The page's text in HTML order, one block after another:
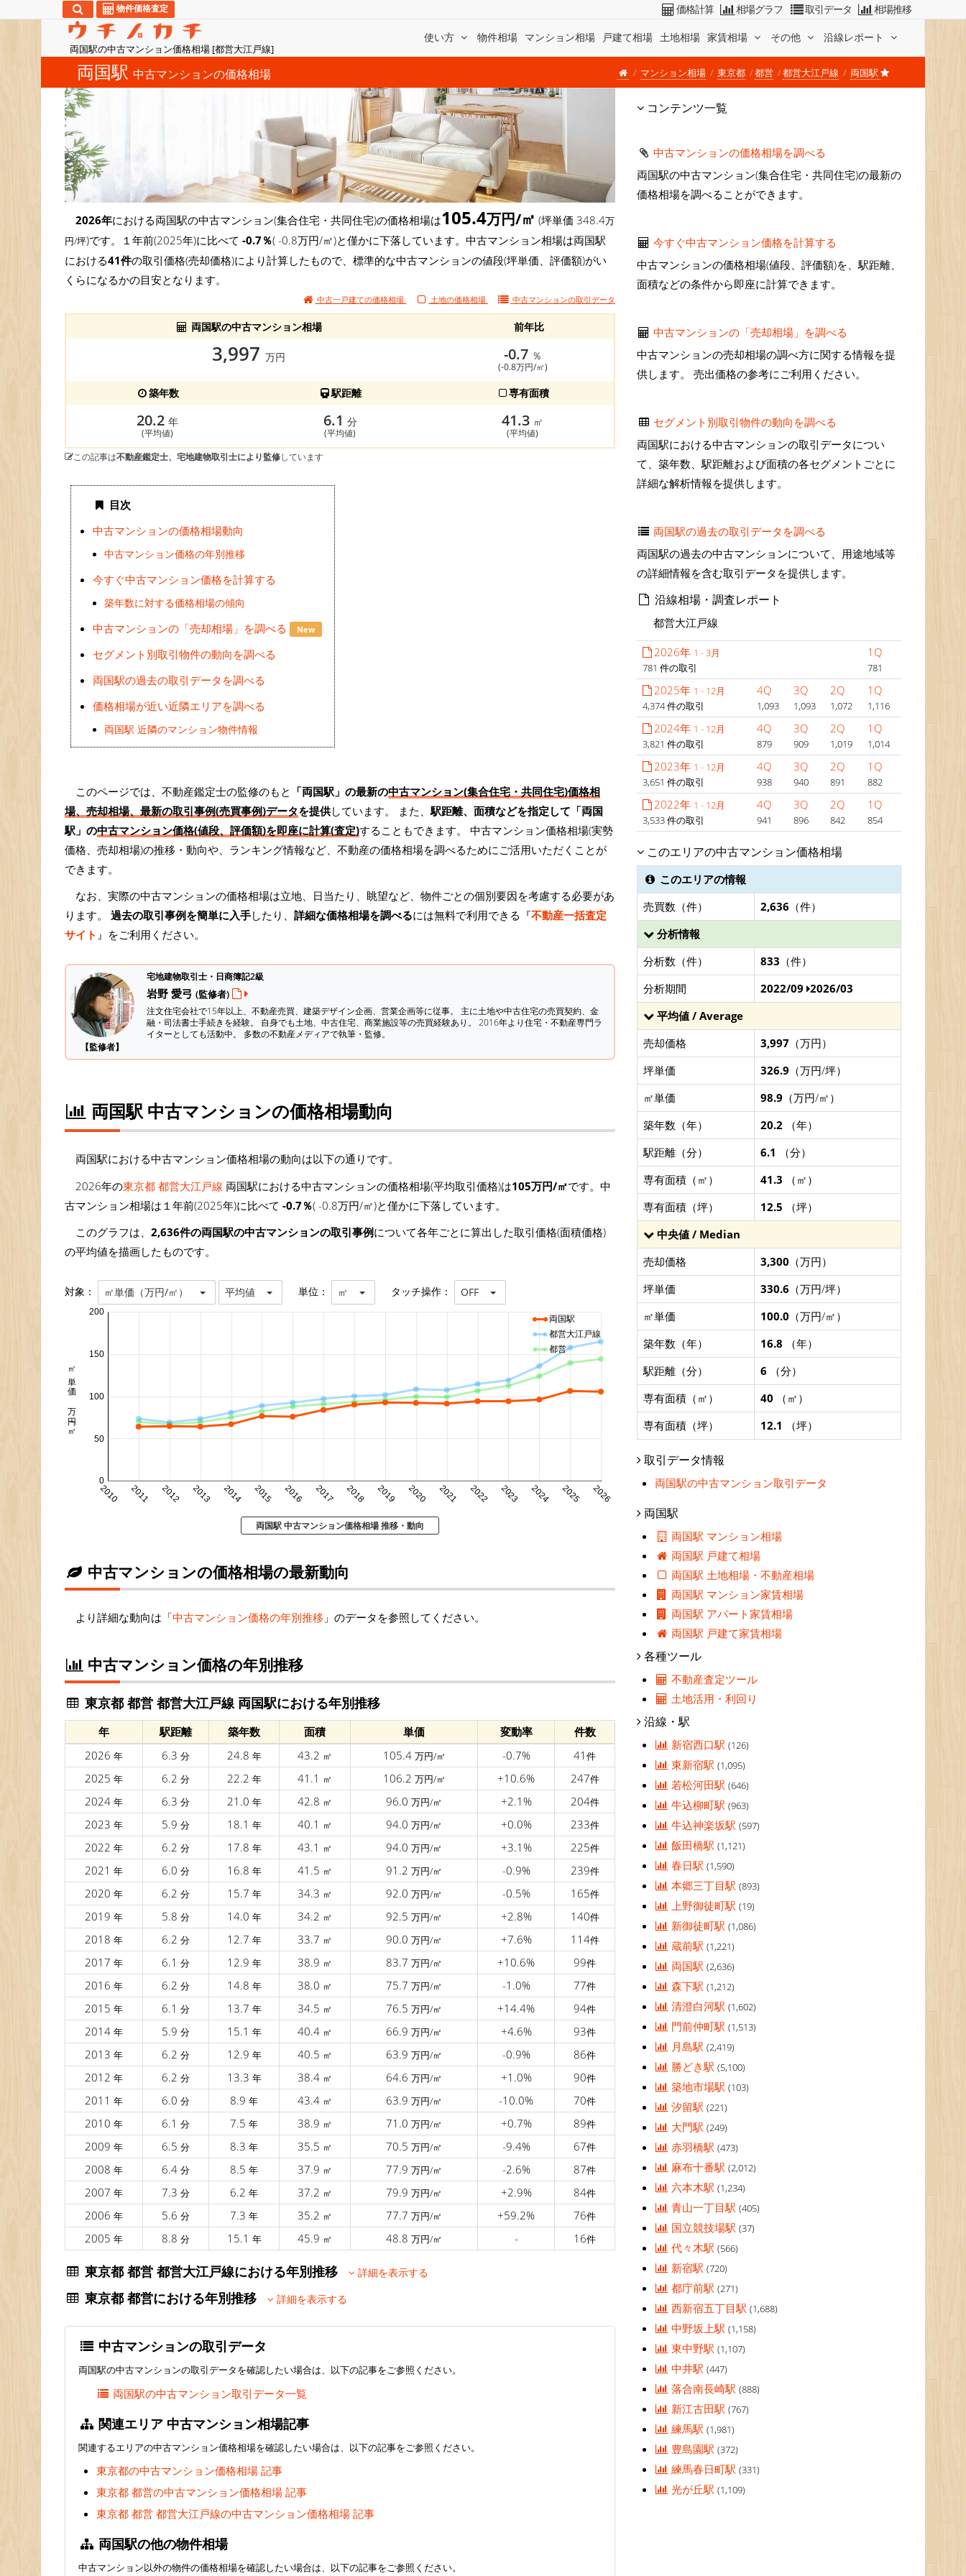
両国駅の中古マンション価格相場 [都営大江戸線]
使い方 物件相場 マンション相場 戸建て相場 土地相場 家賃相場 その他 沿線レポート
物件価格査定 価格計算 相場グラフ 取引データ 相場推移
両国駅 中古マンションの価格相場 マンション相場 東京都 都営 都営大江戸線 両国駅
2026年における両国駅の中古マンション(集合住宅・共同住宅)の価格相場は105.4万円/㎡ (坪単価 348.4万
円/坪)です。１年前(2025年)に比べて -0.7％( -0.8万円/㎡)と僅かに下落しています。中古マンション相場は両国駅
における41件の取引価格(売却価格)により計算したもので、標準的な中古マンションの値段(坪単価、評価額)がい
くらになるかの目安となります。
中古一戸建ての価格相場 土地の価格相場 中古マンションの取引データ
両国駅の中古マンション相場 前年比
3,997 万円 -0.7 ％
(-0.8万円/㎡)
築年数 駅距離 専有面積
20.2 年
(平均値)
6.1 分
(平均値)
41.3 ㎡
(平均値)
この記事は不動産鑑定士、宅地建物取引士により監修しています
目次
中古マンションの価格相場動向
中古マンション価格の年別推移
今すぐ中古マンション価格を計算する
築年数に対する価格相場の傾向
中古マンションの「売却相場」を調べる New
セグメント別取引物件の動向を調べる
両国駅の過去の取引データを調べる
価格相場が近い近隣エリアを調べる
両国駅 近隣のマンション物件情報
このページでは、不動産鑑定士の監修のもと 「両国駅」の最新の中古マンション(集合住宅・共同住宅)価格相
場、売却相場、最新の取引事例(売買事例)データを提供しています。 また、 駅距離、面積などを指定して「両国
駅」の中古マンション価格(値段、評価額)を即座に計算(査定)することもできます。 中古マンション価格相場(実勢
価格、売却相場)の推移・動向や、ランキング情報など、不動産の価格相場を調べるためにご活用いただくことが
できます。
なお、実際の中古マンションの価格相場は立地、日当たり、眺望など、物件ごとの個別要因を考慮する必要があ
ります。 過去の取引事例を簡単に入手したり、 詳細な価格相場を調べるには無料で利用できる『不動産一括査定
サイト 』をご利用ください。
【監修者】
宅地建物取引士・日商簿記2級
岩野 愛弓 (監修者)
注文住宅会社で15年以上、不動産売買、建築デザイン企画、営業企画等に従事。 主に土地や中古住宅の売買契約、金
融・司法書士手続きを経験。 自身でも土地、中古住宅、商業施設等の売買経験あり。 2016年より住宅・不動産専門ラ
イターとしても活動中。 多数の不動産メディアで執筆・監修。
両国駅 中古マンションの価格相場動向
両国駅における中古マンション価格相場の動向は以下の通りです。
2026年の東京都 都営大江戸線 両国駅における中古マンションの価格相場(平均取引価格)は105万円/㎡です。中
古マンション相場は１年前(2025年)に比べて -0.7％( -0.8万円/㎡)と僅かに下落しています。
このグラフは、 2,636件の両国駅の中古マンションの取引事例について各年ごとに算出した取引価格(面積価格)
の平均値を描画したものです。
対象： ㎡単価（万円/㎡） 平均値 単位： ㎡ タッチ操作： OFF
2010 2011 2012 2013 2014 2015 2016 2017 2018 2019 2020 2021 2022 2023 2024 2025 2026
0
50
100
150
200
㎡単価 万円/㎡
両国駅
都営大江戸線
都営
両国駅 中古マンション価格相場 推移・動向
中古マンションの価格相場の最新動向
より詳細な動向は「中古マンション価格の年別推移 」のデータを参照してください。
中古マンション価格の年別推移
東京都 都営 都営大江戸線 両国駅における年別推移
年 駅距離 築年数 面積 単価 変動率
件数
2026 年 6.3 分 24.8 年 43.2 ㎡ 105.4 万円/㎡ -0.7% 41 件
2025 年 6.2 分 22.2 年 41.1 ㎡ 106.2 万円/㎡ +10.6% 247件
2024 年 6.3 分 21.0 年 42.8 ㎡ 96.0 万円/㎡ +2.1% 204件
2023 年 5.9 分 18.1 年 40.1 ㎡ 94.0 万円/㎡ +0.0% 233件
2022 年 6.2 分 17.8 年 43.1 ㎡ 94.0 万円/㎡ +3.1% 225件
2021 年 6.0 分 16.8 年 41.5 ㎡ 91.2 万円/㎡ -0.9% 239件
2020 年 6.2 分 15.7 年 34.3 ㎡ 92.0 万円/㎡ -0.5% 165件
2019 年 5.8 分 14.0 年 34.2 ㎡ 92.5 万円/㎡ +2.8% 140件
2018 年 6.2 分 12.7 年 33.7 ㎡ 90.0 万円/㎡ +7.6% 114件
2017 年 6.1 分 12.9 年 38.9 ㎡ 83.7 万円/㎡ +10.6% 99件
2016 年 6.2 分 14.8 年 38.0 ㎡ 75.7 万円/㎡ -1.0% 77件
2015 年 6.1 分 13.7 年 34.5 ㎡ 76.5 万円/㎡ +14.4% 94件
2014 年 5.9 分 15.1 年 40.4 ㎡ 66.9 万円/㎡ +4.6% 93件
2013 年 6.2 分 12.9 年 40.5 ㎡ 63.9 万円/㎡ -0.9% 86件
2012 年 6.2 分 13.3 年 38.4 ㎡ 64.6 万円/㎡ +1.0% 90件
2011 年 6.0 分 8.9 年 43.4 ㎡ 63.9 万円/㎡ -10.0% 70件
2010 年 6.1 分 7.5 年 38.9 ㎡ 71.0 万円/㎡ +0.7% 89件
2009 年 6.5 分 8.3 年 35.5 ㎡ 70.5 万円/㎡ -9.4% 67件
2008 年 6.4 分 8.5 年 37.9 ㎡ 77.9 万円/㎡ -2.6% 87件
2007 年 7.3 分 6.2 年 37.2 ㎡ 79.9 万円/㎡ +2.9% 84件
2006 年 5.6 分 7.3 年 35.2 ㎡ 77.7 万円/㎡ +59.2% 76件
2005 年 8.8 分 15.1 年 45.9 ㎡ 48.8 万円/㎡ - 16件
東京都 都営 都営大江戸線における年別推移 詳細を表示する
東京都 都営における年別推移 詳細を表示する
中古マンションの取引データ
両国駅の中古マンションの取引データを確認したい場合は、以下の記事をご参照ください。
両国駅の中古マンション取引データ一覧
関連エリア 中古マンション相場記事
関連するエリアの中古マンション価格相場を確認したい場合は、以下の記事をご参照ください。
東京都の中古マンション価格相場 記事
東京都 都営の中古マンション価格相場 記事
東京都 都営 都営大江戸線の中古マンション価格相場 記事
両国駅の他の物件相場
中古マンション以外の物件の価格相場を確認したい場合は、以下の記事をご参照ください。
コンテンツ一覧
中古マンションの価格相場を調べる
両国駅の中古マンション(集合住宅・共同住宅)の最新の
価格相場を調べることができます。
今すぐ中古マンション価格を計算する
中古マンションの価格相場(値段、評価額)を、駅距離、
面積などの条件から即座に計算できます。
中古マンションの「売却相場」を調べる
中古マンションの売却相場の調べ方に関する情報を提
供します。 売出価格の参考にご利用ください。
セグメント別取引物件の動向を調べる
両国駅における中古マンションの取引データについ
て、築年数、駅距離および面積の各セグメントごとに
詳細な解析情報を提供します。
両国駅の過去の取引データを調べる
両国駅の過去の中古マンションについて、用途地域等
の詳細情報を含む取引データを提供します。
沿線相場・調査レポート
都営大江戸線
2026年 1 - 3月
781 件の取引
1Q
781
2025年 1 - 12月
4,374 件の取引
4Q
1,093
3Q
1,093
2Q
1,072
1Q
1,116
2024年 1 - 12月
3,821 件の取引
4Q
879
3Q
909
2Q
1,019
1Q
1,014
2023年 1 - 12月
3,651 件の取引
4Q
938
3Q
940
2Q
891
1Q
882
2022年 1 - 12月
3,533 件の取引
4Q
941
3Q
896
2Q
842
1Q
854
このエリアの中古マンション価格相場
このエリアの情報
売買数（件）
2,636 （件）
分析情報
分析数（件）
833 （件）
分析期間
2022/09 2026/03
平均値 / Average
売却価格
3,997 （万円）
坪単価
326.9 （万円/坪）
㎡単価
98.9 （万円/㎡）
築年数（年）
20.2 （年）
駅距離（分）
6.1 （分）
専有面積（㎡）
41.3 （㎡）
専有面積（坪）
12.5 （坪）
中央値 / Median
売却価格
3,300 （万円）
坪単価
330.6 （万円/坪）
㎡単価
100.0 （万円/㎡）
築年数（年）
16.8 （年）
駅距離（分）
6 （分）
専有面積（㎡）
40 （㎡）
専有面積（坪）
12.1 （坪）
取引データ情報
両国駅の中古マンション取引データ
両国駅
両国駅 マンション相場
両国駅 戸建て相場
両国駅 土地相場・不動産相場
両国駅 マンション家賃相場
両国駅 アパート家賃相場
両国駅 戸建て家賃相場
各種ツール
不動産査定ツール
土地活用・利回り
沿線・駅
新宿西口駅(126)
東新宿駅(1,095)
若松河田駅(646)
牛込柳町駅(963)
牛込神楽坂駅(597)
飯田橋駅(1,121)
春日駅(1,590)
本郷三丁目駅(893)
上野御徒町駅(19)
新御徒町駅(1,086)
蔵前駅(1,221)
両国駅(2,636)
森下駅(1,212)
清澄白河駅(1,602)
門前仲町駅(1,513)
月島駅(2,419)
勝どき駅(5,100)
築地市場駅(103)
汐留駅(221)
大門駅(249)
赤羽橋駅(473)
麻布十番駅(2,012)
六本木駅(1,234)
青山一丁目駅(405)
国立競技場駅(37)
代々木駅(566)
新宿駅(720)
都庁前駅(271)
西新宿五丁目駅(1,688)
中野坂上駅(1,158)
東中野駅(1,107)
中井駅(447)
落合南長崎駅(888)
新江古田駅(767)
練馬駅(1,981)
豊島園駅(372)
練馬春日町駅(331)
光が丘駅(1,109)